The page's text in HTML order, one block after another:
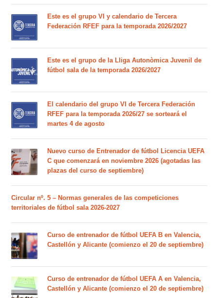
Este es el grupo VI y calendario de Tercera
Federación RFEF para la temporada 2026/2027
Este es el grupo de la Lliga Autonòmica Juvenil de
fútbol sala de la temporada 2026/2027
El calendario del grupo VI de Tercera Federación
RFEF para la temporada 2026/27 se sorteará el
martes 4 de agosto
Nuevo curso de Entrenador de fútbol Licencia UEFA
C que comenzará en noviembre 2026 (agotadas las
plazas del curso de septiembre)
Circular nº. 5 – Normas generales de las competiciones
territoriales de fútbol sala 2026-2027
Curso de entrenador de fútbol UEFA B en Valencia,
Castellón y Alicante (comienzo el 20 de septiembre)
Curso de entrenador de fútbol UEFA A en Valencia,
Castellón y Alicante (comienzo el 20 de septiembre)